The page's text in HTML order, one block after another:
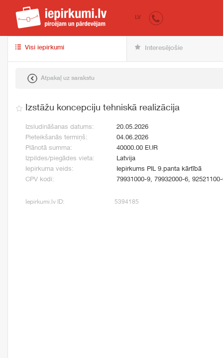
iepirkumi.lv
LV
Visi iepirkumi Interesējošie
Atpakaļ uz sarakstu
Izstāžu koncepciju tehniskā realizācija
Izsludināšanas datums:
20.05.2026
Pieteikšanās termiņš:
04.06.2026
Plānotā summa:
40000.00 EUR
Izpildes/piegādes vieta:
Latvija
Iepirkuma veids:
Iepirkums PIL 9.panta kārtībā
CPV kodi:
79931000-9, 79932000-6,
Iepirkumi.lv ID: 5394185